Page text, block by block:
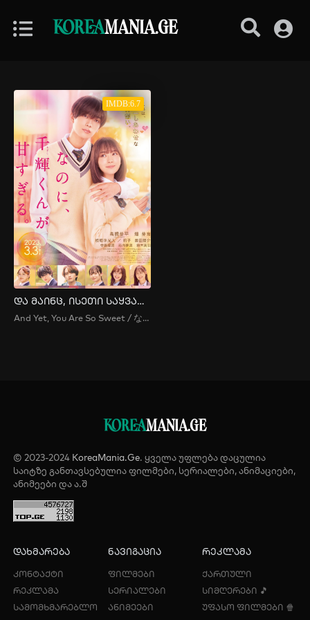
KOREAMANIA.GE
IMDB:6.7
და მაინც, ისეთი საყვარელი ხარ
And Yet, You Are So Sweet / なのに、千輝くんが甘すぎる。
KOREAMANIA.GE
© 2023-2024 KoreaMania.Ge. ყველა უფლება დაცულია
საიტზე განთავსებულია ფილმები, სერიალები, ანიმაციები,
ანიმეები და ა.შ
დახმარება
კონტაქტი
რეკლამა
სამომხმარებლო
ნავიგაცია
ფილმები
სერიალები
ანიმეები
რეკლამა
ქართული
სიმღერები 🎵
უფასო ფილმები 🍿